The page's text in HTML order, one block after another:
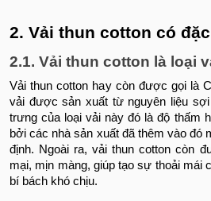
2. Vải thun cotton có
2.1. Vải thun cotton là loại
Vải thun cotton hay còn được gọi là
vải được sản xuất từ nguyên liệu
trưng của loại vải này đó là độ thấm
bởi các nhà sản xuất đã thêm vào đó
định. Ngoài ra, vải thun cotton còn
mại, mịn màng, giúp tạo sự thoải mái
bí bách khó chịu.